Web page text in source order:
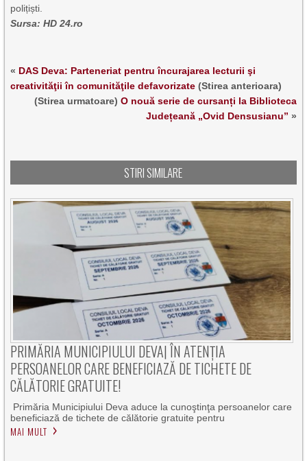
polițiști.
Sursa: HD 24.ro
« DAS Deva: Parteneriat pentru încurajarea lecturii şi
creativităţii în comunităţile defavorizate (Stirea anterioara)
(Stirea urmatoare) O nouă serie de cursanți la Biblioteca
Județeană „Ovid Densusianu” »
STIRI SIMILARE
PRIMĂRIA MUNICIPIULUI DEVA| ÎN ATENȚIA
PERSOANELOR CARE BENEFICIAZĂ DE TICHETE DE
CĂLĂTORIE GRATUITE!
Primăria Municipiului Deva aduce la cunoştinţa persoanelor care
beneficiază de tichete de călătorie gratuite pentru
MAI MULT